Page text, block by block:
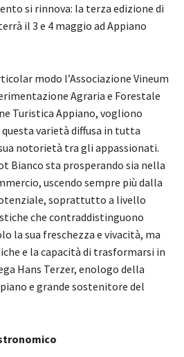
si rinnova: la terza edizione di
il 3 e 4 maggio ad Appiano
modo l’Associazione Vineum
Agraria e Forestale
Turistica Appiano, vogliono
varietà diffusa in tutta
notorietà tra gli appassionati.
Bianco sta prosperando sia nella
uscendo sempre più dalla
soprattutto a livello
che contraddistinguono
la sua freschezza e vivacità, ma
e la capacità di trasformarsi in
Hans Terzer, enologo della
e grande sostenitore del